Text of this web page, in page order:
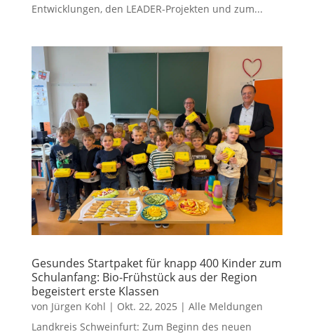
Entwicklungen, den LEADER-Projekten und zum...
Gesundes Startpaket für knapp 400 Kinder zum
Schulanfang: Bio-Frühstück aus der Region
begeistert erste Klassen
von Jürgen Kohl | Okt. 22, 2025 | Alle Meldungen
Landkreis Schweinfurt: Zum Beginn des neuen